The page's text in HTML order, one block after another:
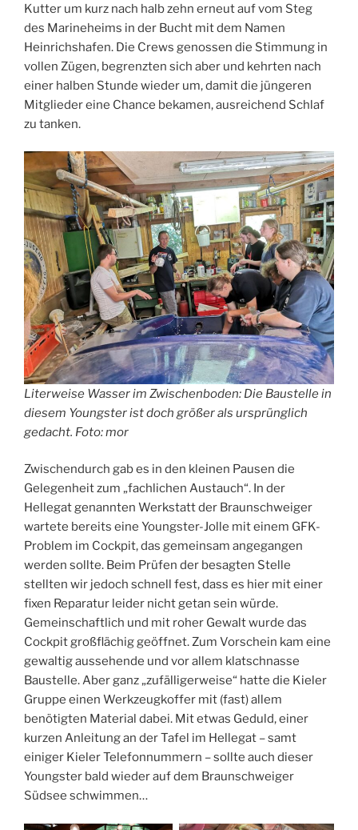
Kutter um kurz nach halb zehn erneut auf vom Steg
des Marineheims in der Bucht mit dem Namen
Heinrichshafen. Die Crews genossen die Stimmung in
vollen Zügen, begrenzten sich aber und kehrten nach
einer halben Stunde wieder um, damit die jüngeren
Mitglieder eine Chance bekamen, ausreichend Schlaf
zu tanken.
Literweise Wasser im Zwischenboden: Die Baustelle in
diesem Youngster ist doch größer als ursprünglich
gedacht. Foto: mor
Zwischendurch gab es in den kleinen Pausen die
Gelegenheit zum „fachlichen Austauch“. In der
Hellegat genannten Werkstatt der Braunschweiger
wartete bereits eine Youngster-Jolle mit einem GFK-
Problem im Cockpit, das gemeinsam angegangen
werden sollte. Beim Prüfen der besagten Stelle
stellten wir jedoch schnell fest, dass es hier mit einer
fixen Reparatur leider nicht getan sein würde.
Gemeinschaftlich und mit roher Gewalt wurde das
Cockpit großflächig geöffnet. Zum Vorschein kam eine
gewaltig aussehende und vor allem klatschnasse
Baustelle. Aber ganz „zufälligerweise“ hatte die Kieler
Gruppe einen Werkzeugkoffer mit (fast) allem
benötigten Material dabei. Mit etwas Geduld, einer
kurzen Anleitung an der Tafel im Hellegat – samt
einiger Kieler Telefonnummern – sollte auch dieser
Youngster bald wieder auf dem Braunschweiger
Südsee schwimmen…